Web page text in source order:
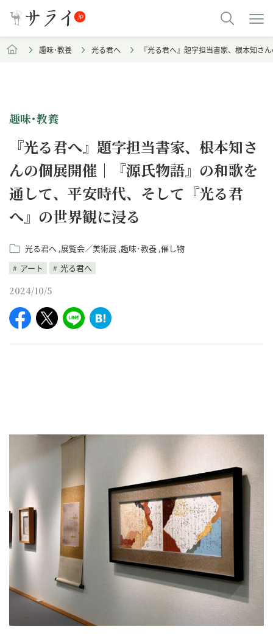
趣味･教養 光る君へ 『光る君へ』題字担当書家、根本知さ
趣味･教養
『光る君へ』題字担当書家、根本知さ
んの個展開催｜『源氏物語』の和歌を
通して、平安時代、そして『光る君
へ』の世界観に浸る
光る君へ 展覧会／美術展 趣味･教養 催し物
アート
光る君へ
2024/10/5